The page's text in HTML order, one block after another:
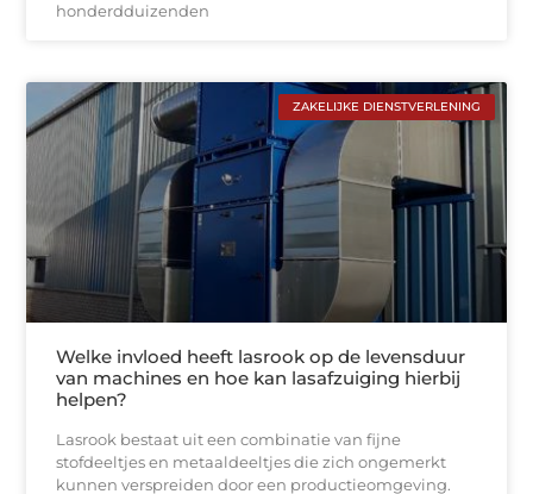
honderdduizenden
ZAKELIJKE DIENSTVERLENING
Welke invloed heeft lasrook op de levensduur
van machines en hoe kan lasafzuiging hierbij
helpen?
Lasrook bestaat uit een combinatie van fijne
stofdeeltjes en metaaldeeltjes die zich ongemerkt
kunnen verspreiden door een productieomgeving.